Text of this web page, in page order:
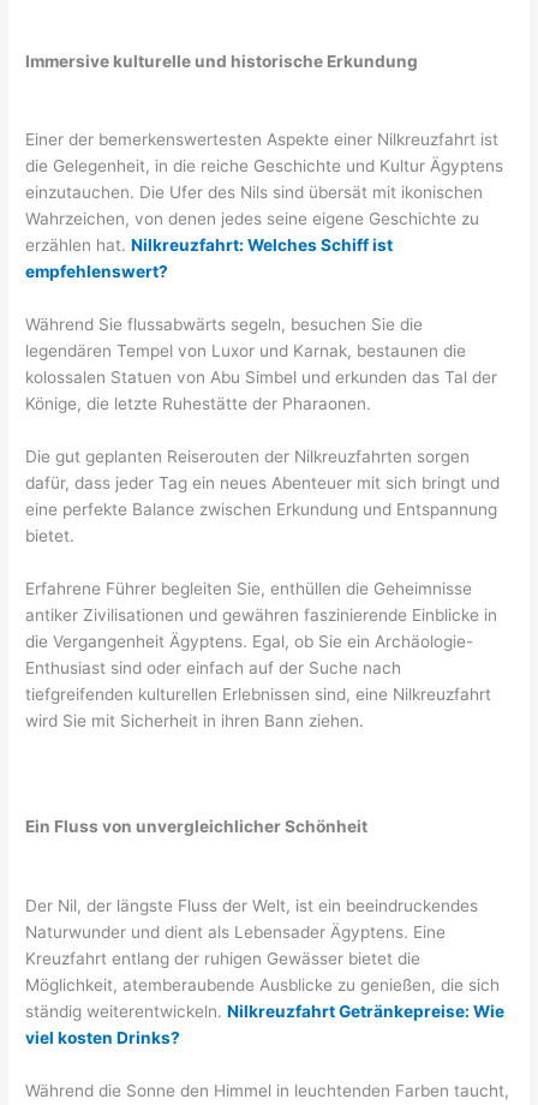
Immersive kulturelle und historische Erkundung
Einer der bemerkenswertesten Aspekte einer Nilkreuzfahrt ist
die Gelegenheit, in die reiche Geschichte und Kultur Ägyptens
einzutauchen. Die Ufer des Nils sind übersät mit ikonischen
Wahrzeichen, von denen jedes seine eigene Geschichte zu
erzählen hat.Nilkreuzfahrt: Welches Schiff ist
empfehlenswert?
Während Sie flussabwärts segeln, besuchen Sie die
legendären Tempel von Luxor und Karnak, bestaunen die
kolossalen Statuen von Abu Simbel und erkunden das Tal der
Könige, die letzte Ruhestätte der Pharaonen.
Die gut geplanten Reiserouten der Nilkreuzfahrten sorgen
dafür, dass jeder Tag ein neues Abenteuer mit sich bringt und
eine perfekte Balance zwischen Erkundung und Entspannung
bietet.
Erfahrene Führer begleiten Sie, enthüllen die Geheimnisse
antiker Zivilisationen und gewähren faszinierende Einblicke in
die Vergangenheit Ägyptens. Egal, ob Sie ein Archäologie-
Enthusiast sind oder einfach auf der Suche nach
tiefgreifenden kulturellen Erlebnissen sind, eine Nilkreuzfahrt
wird Sie mit Sicherheit in ihren Bann ziehen.
Ein Fluss von unvergleichlicher Schönheit
Der Nil, der längste Fluss der Welt, ist ein beeindruckendes
Naturwunder und dient als Lebensader Ägyptens. Eine
Kreuzfahrt entlang der ruhigen Gewässer bietet die
Möglichkeit, atemberaubende Ausblicke zu genießen, die sich
ständig weiterentwickeln.Nilkreuzfahrt Getränkepreise: Wie
viel kosten Drinks?
Während die Sonne den Himmel in leuchtenden Farben taucht,